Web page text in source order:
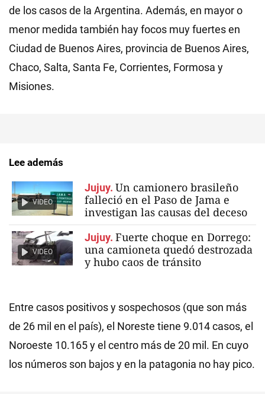
de los casos de la Argentina. Además, en mayor o
menor medida también hay focos muy fuertes en
Ciudad de Buenos Aires, provincia de Buenos Aires,
Chaco, Salta, Santa Fe, Corrientes, Formosa y
Misiones.
Lee además
VIDEO
Jujuy. Un camionero brasileño
falleció en el Paso de Jama e
investigan las causas del deceso
VIDEO
Jujuy. Fuerte choque en Dorrego:
una camioneta quedó destrozada
y hubo caos de tránsito
Entre casos positivos y sospechosos (que son más
de 26 mil en el país), el Noreste tiene 9.014 casos, el
Noroeste 10.165 y el centro más de 20 mil. En cuyo
los números son bajos y en la patagonia no hay pico.